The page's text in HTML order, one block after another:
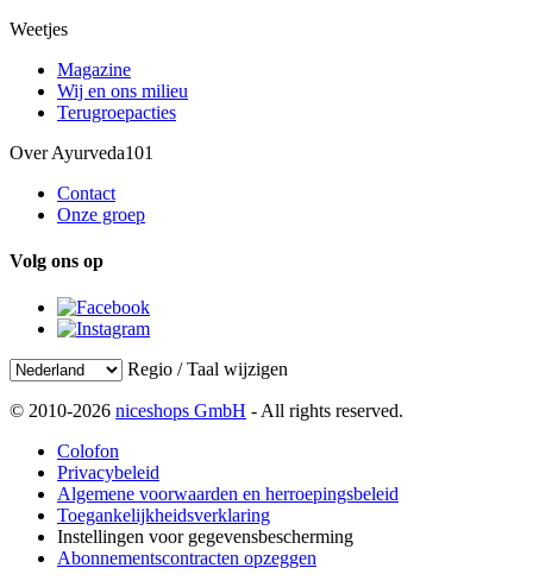
Weetjes
Magazine
Wij en ons milieu
Terugroepacties
Over Ayurveda101
Contact
Onze groep
Volg ons op
Regio / Taal wijzigen
© 2010-2026 niceshops GmbH - All rights reserved.
Colofon
Privacybeleid
Algemene voorwaarden en herroepingsbeleid
Toegankelijkheidsverklaring
Instellingen voor gegevensbescherming
Abonnementscontracten opzeggen